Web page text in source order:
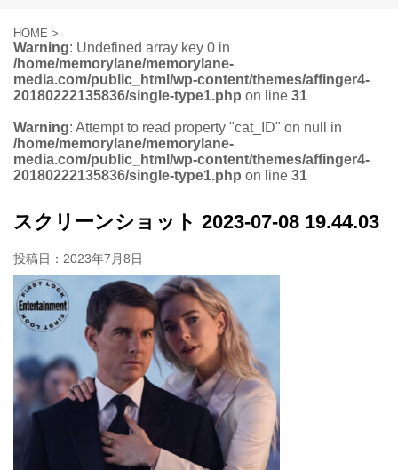
HOME >
Warning: Undefined array key 0 in
/home/memorylane/memorylane-
media.com/public_html/wp-content/themes/affinger4-
20180222135836/single-type1.php on line 31
Warning: Attempt to read property "cat_ID" on null in
/home/memorylane/memorylane-
media.com/public_html/wp-content/themes/affinger4-
20180222135836/single-type1.php on line 31
スクリーンショット 2023-07-08 19.44.03
投稿日： 2023年7月8日